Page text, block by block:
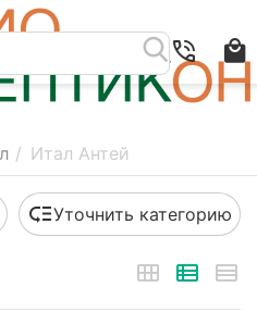
/ Итал Антей
Уточнить категорию